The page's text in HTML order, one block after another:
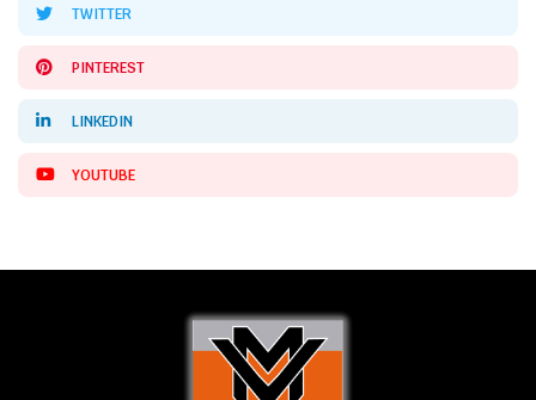
TWITTER
PINTEREST
LINKEDIN
YOUTUBE